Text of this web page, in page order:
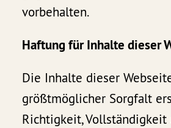
vorbehalten.
Haftung für Inhalte dieser
Die Inhalte dieser
größtmöglicher Sorgfalt
Richtigkeit,